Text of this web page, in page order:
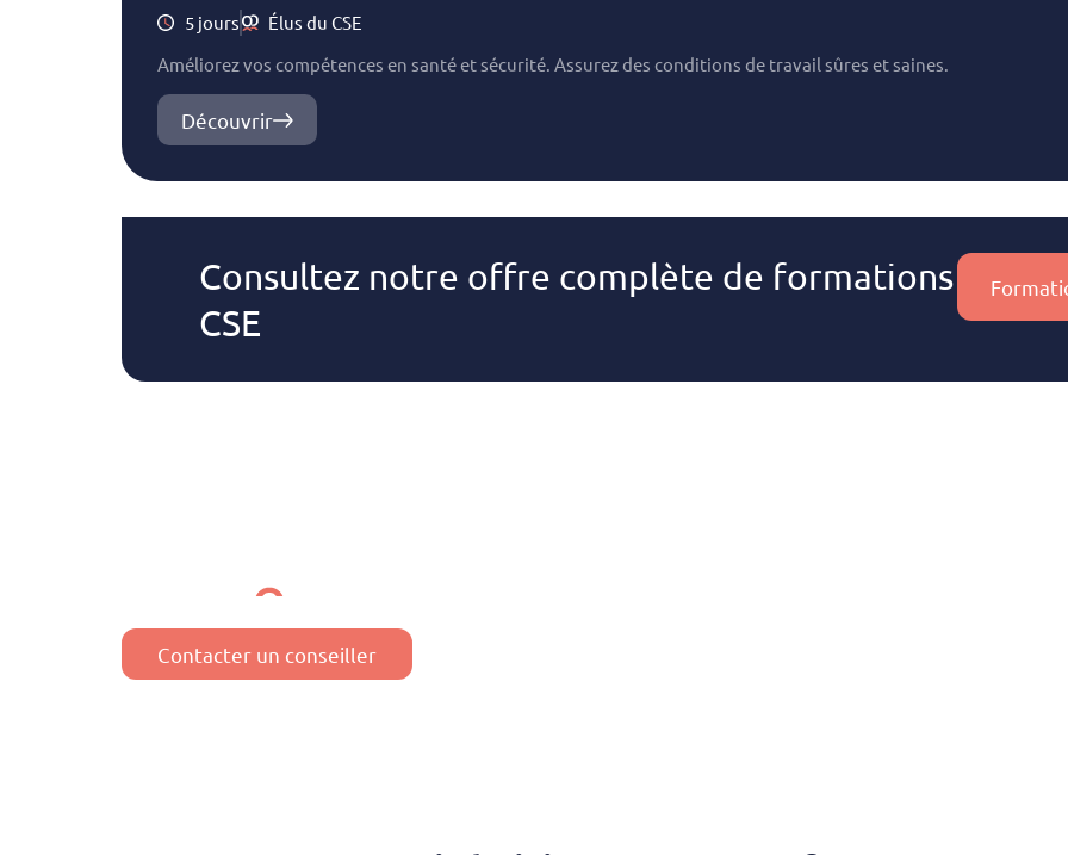
5 jours
Élus du CSE
Améliorez vos compétences en santé et sécurité. Assurez des conditions de travail sûres et saines.
Découvrir
Consultez notre offre complète de formations
CSE
Contacter un conseiller